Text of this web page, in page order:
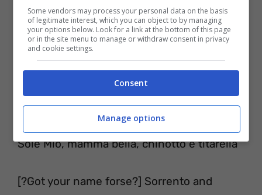
Nanana, nanana, nanananananana
Nanana, nanana, nanananananana
Sole Mio, mamma bella, chinotto e titarella
[?Got your name forse?] Sorrento and
Some vendors may process your personal data on the basis
of legitimate interest, which you can object to by managing
your options below. Look for a link at the bottom of this page
or in the site menu to manage or withdraw consent in privacy
and cookie settings.
Consent
Manage options